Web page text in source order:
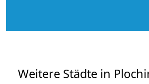
Weitere Städte in